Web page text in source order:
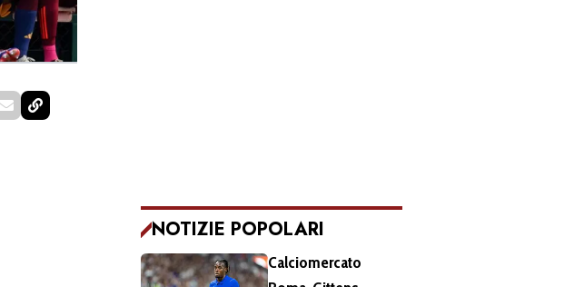
NOTIZIE POPOLARI
Calciomercato